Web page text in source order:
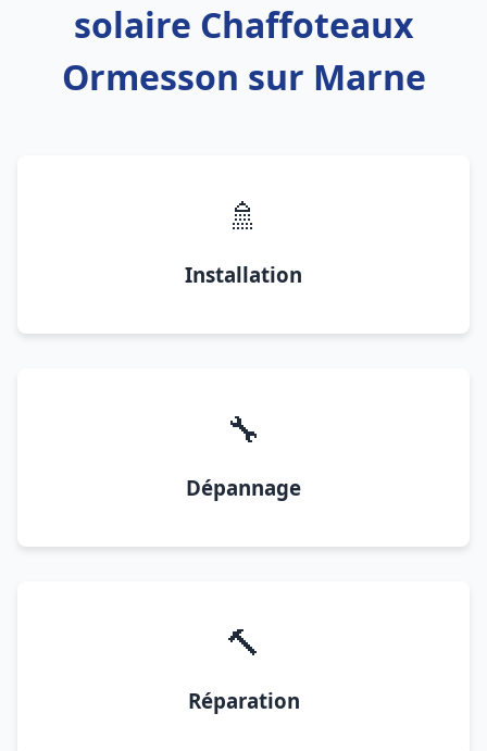
solaire Chaffoteaux
Ormesson sur Marne
🚿
Installation
🔧
Dépannage
🔨
Réparation